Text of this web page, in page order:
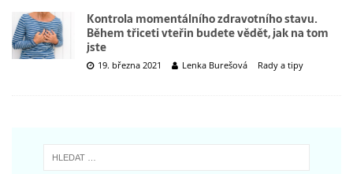
Kontrola momentálního zdravotního stavu.
Během třiceti vteřin budete vědět, jak na tom
jste
19. března 2021 Lenka Burešová Rady a tipy